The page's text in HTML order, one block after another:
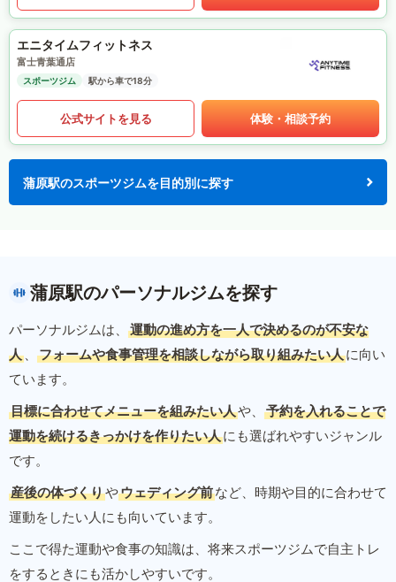
エニタイムフィットネス
富士青葉通店
スポーツジム 駅から車で18分
公式サイトを見る 体験・相談予約
蒲原駅のスポーツジムを目的別に探す
蒲原駅のパーソナルジムを探す
パーソナルジムは、
運動の進め方を一人で決めるのが不安な
人 、 フォームや食事管理を相談しながら取り組みたい人に向い
ています。
目標に合わせてメニューを組みたい人や、
予約を入れることで
運動を続けるきっかけを作りたい人にも選ばれやすいジャンル
です。
産後の体づくりやウェディング前など、時期や目的に合わせて
運動をしたい人にも向いています。
ここで得た運動や食事の知識は、将来スポーツジムで自主トレ
をするときにも活かしやすいです。